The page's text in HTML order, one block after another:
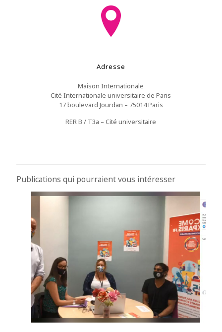
Adresse
Maison Internationale
Cité Internationale universitaire de Paris
17 boulevard Jourdan – 75014 Paris
RER B / T3a – Cité universitaire
Publications qui pourraient vous intéresser